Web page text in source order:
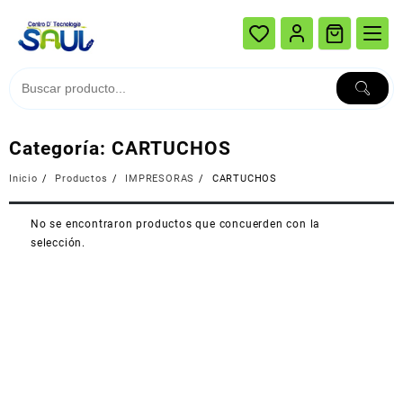
contenido
Categoría: CARTUCHOS
Inicio Productos IMPRESORAS CARTUCHOS
No se encontraron productos que concuerden con la
selección.